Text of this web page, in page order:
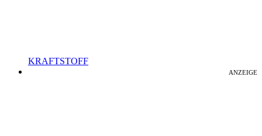
KRAFTSTOFF
ANZEIGE